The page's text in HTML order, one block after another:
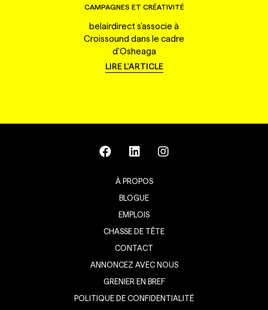
CAMPAGNES ET CRÉATIVITÉ
belairdirect s'associe à
Croissound dans le cadre
d'Osheaga
LIRE L'ARTICLE
À PROPOS
BLOGUE
EMPLOIS
CHASSE DE TÊTE
CONTACT
ANNONCEZ AVEC NOUS
GRENIER EN BREF
POLITIQUE DE CONFIDENTIALITÉ